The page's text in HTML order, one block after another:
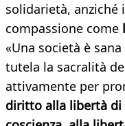
solidarietà,
compassione come
«Una società è
tutela la sacralità
attivamente per
diritto alla libertà di